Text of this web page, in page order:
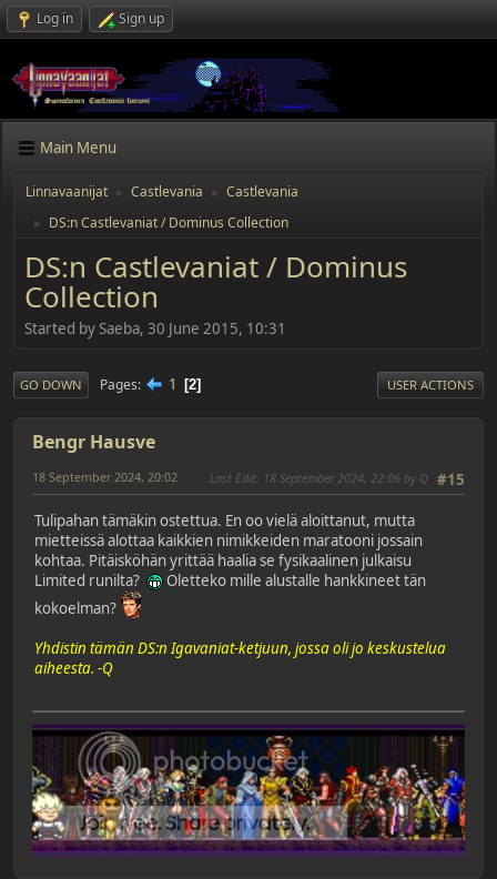
Log in Sign up
Main Menu
Linnavaanijat Castlevania Castlevania
► DS:n Castlevaniat / Dominus Collection
DS:n Castlevaniat / Dominus
Collection
Started by Saeba, 30 June 2015, 10:31
GO DOWN Pages 1 2 USER ACTIONS
Bengr Hausve
#15
18 September 2024, 20:02 Last Edit: 18 September 2024, 22:06 by Q
Tulipahan tämäkin ostettua. En oo vielä aloittanut, mutta
mietteissä alottaa kaikkien nimikkeiden maratooni jossain
kohtaa. Pitäisköhän yrittää haalia se fysikaalinen julkaisu
Limited runilta?
Oletteko mille alustalle hankkineet tän
kokoelman?
Yhdistin tämän DS:n Igavaniat-ketjuun, jossa oli jo keskustelua
aiheesta. -Q